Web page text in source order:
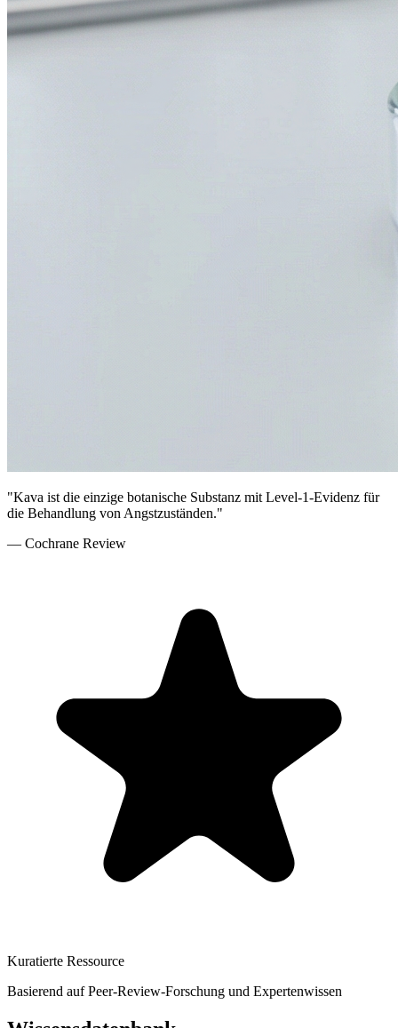
"Kava ist die einzige botanische Substanz mit Level-1-Evidenz für
die Behandlung von Angstzuständen."
— Cochrane Review
Kuratierte Ressource
Basierend auf Peer-Review-Forschung und Expertenwissen